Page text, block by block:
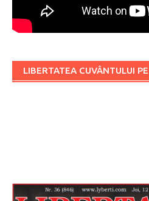
LIBERTATEA CUVÂNTULUI